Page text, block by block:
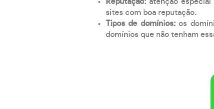
sites com boa reputação.
Tipos de domínios:os
domínios que não tenham